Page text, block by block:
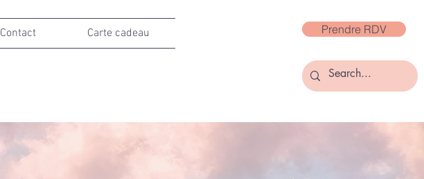
Contact Carte cadeau Prendre RDV